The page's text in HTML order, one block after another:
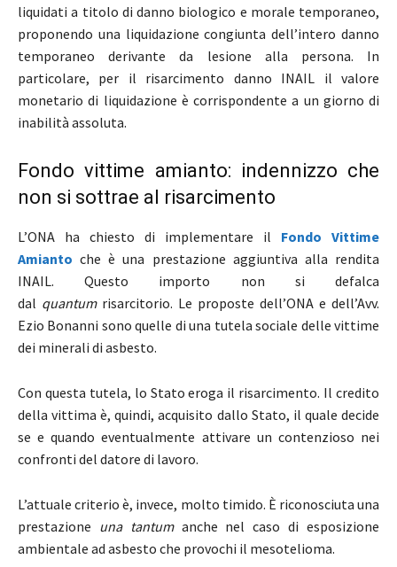
liquidati a titolo di danno biologico e morale temporaneo,
proponendo una liquidazione congiunta dell’intero danno
temporaneo derivante da lesione alla persona. In
particolare, per il risarcimento danno INAIL il valore
monetario di liquidazione è corrispondente a un giorno di
inabilità assoluta.
Fondo vittime amianto: indennizzo che
non si sottrae al risarcimento
L’ONA ha chiesto di implementare il Fondo Vittime
Amianto che è una prestazione aggiuntiva alla rendita
INAIL. Questo importo non si defalca
dal quantum risarcitorio. Le proposte dell’ONA e dell’Avv.
Ezio Bonanni sono quelle di una tutela sociale delle vittime
dei minerali di asbesto.
Con questa tutela, lo Stato eroga il risarcimento. Il credito
della vittima è, quindi, acquisito dallo Stato, il quale decide
se e quando eventualmente attivare un contenzioso nei
confronti del datore di lavoro.
L’attuale criterio è, invece, molto timido. È riconosciuta una
prestazione una tantum anche nel caso di esposizione
ambientale ad asbesto che provochi il mesotelioma.